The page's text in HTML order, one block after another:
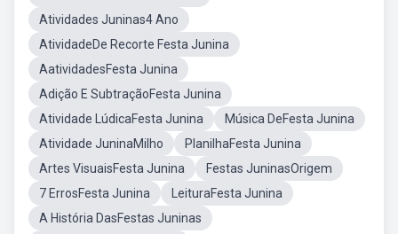
Atividades Juninas4 Ano
AtividadeDe Recorte Festa Junina
AatividadesFesta Junina
Adição E SubtraçãoFesta Junina
Atividade LúdicaFesta Junina
Música DeFesta Junina
Atividade JuninaMilho
PlanilhaFesta Junina
Artes VisuaisFesta Junina
Festas JuninasOrigem
7 ErrosFesta Junina
LeituraFesta Junina
A História DasFestas Juninas